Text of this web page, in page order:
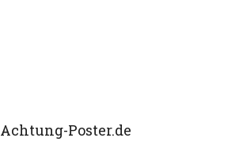
Poster.de